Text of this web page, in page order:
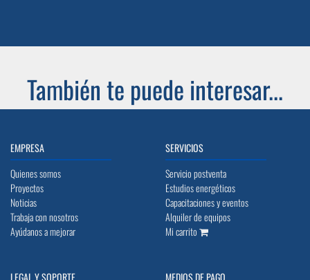
También te puede interesar...
EMPRESA
Quienes somos
Proyectos
Noticias
Trabaja con nosotros
Ayúdanos a mejorar
SERVICIOS
Servicio postventa
Estudios energéticos
Capacitaciones y eventos
Alquiler de equipos
Mi carrito
LEGAL Y SOPORTE
MEDIOS DE PAGO